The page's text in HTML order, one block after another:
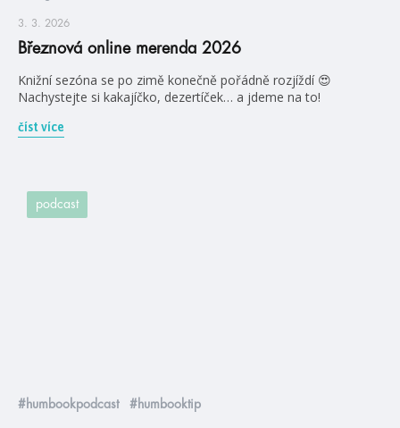
3. 3. 2026
Březnová online merenda 2026
Knižní sezóna se po zimě konečně pořádně rozjíždí 😍
Nachystejte si kakajíčko, dezertíček… a jdeme na to!
číst více
podcast
#humbookpodcast #humbooktip